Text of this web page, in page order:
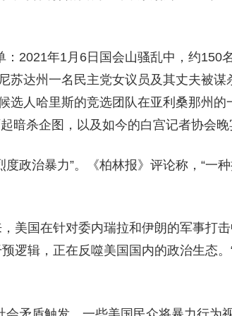
2021年1月6日国会山骚乱中，约150
苏达州一名民主党女议员及其丈夫被
选人哈里斯的竞选团队在亚利桑那州的
暗杀企图，以及如今的白宫记者协会
政治暴力”。《柏林报》评论称，“一
美国在针对委内瑞拉和伊朗的军事打
逻辑，正在反噬美国国内的政治生态